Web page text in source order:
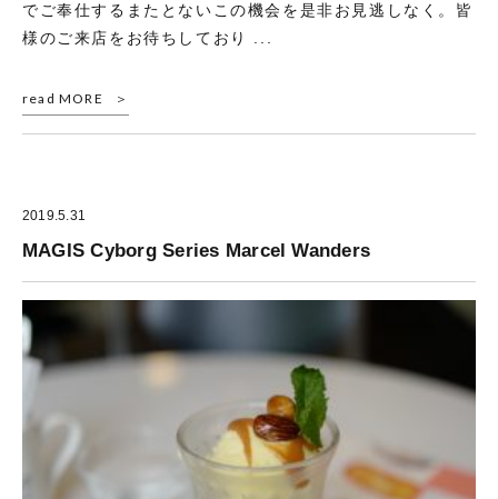
でご奉仕するまたとないこの機会を是非お見逃しなく。皆
様のご来店をお待ちしており ...
read MORE
2019.5.31
MAGIS Cyborg Series Marcel Wanders